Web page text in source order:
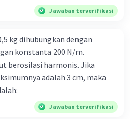
Jawaban terverifikasi
kg dihubungkan dengan
konstanta 200 N/m.
berosilasi harmonis. Jika
adalah 3 cm, maka
Jawaban terverifikasi